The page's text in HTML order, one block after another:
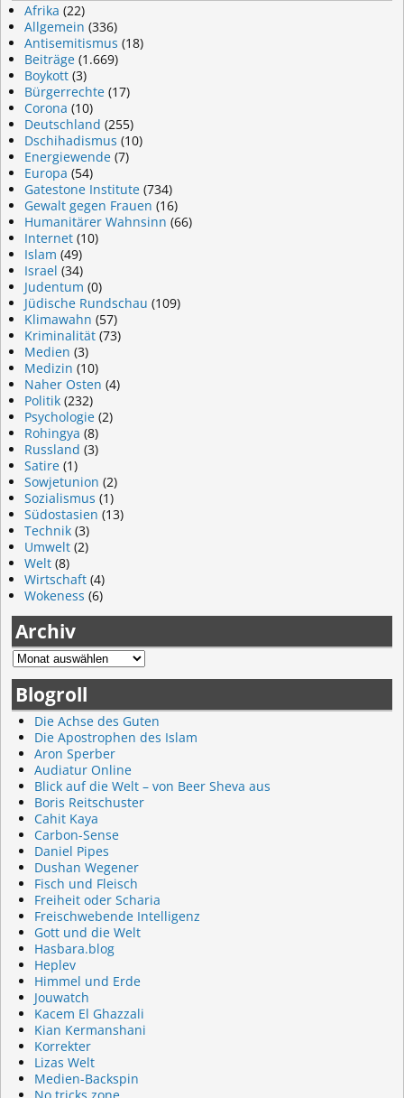
Afrika (22)
Allgemein (336)
Antisemitismus (18)
Beiträge (1.669)
Boykott (3)
Bürgerrechte (17)
Corona (10)
Deutschland (255)
Dschihadismus (10)
Energiewende (7)
Europa (54)
Gatestone Institute (734)
Gewalt gegen Frauen (16)
Humanitärer Wahnsinn (66)
Internet (10)
Islam (49)
Israel (34)
Judentum (0)
Jüdische Rundschau (109)
Klimawahn (57)
Kriminalität (73)
Medien (3)
Medizin (10)
Naher Osten (4)
Politik (232)
Psychologie (2)
Rohingya (8)
Russland (3)
Satire (1)
Sowjetunion (2)
Sozialismus (1)
Südostasien (13)
Technik (3)
Umwelt (2)
Welt (8)
Wirtschaft (4)
Wokeness (6)
Archiv
Blogroll
Die Achse des Guten
Die Apostrophen des Islam
Aron Sperber
Audiatur Online
Blick auf die Welt – von Beer Sheva aus
Boris Reitschuster
Cahit Kaya
Carbon-Sense
Daniel Pipes
Dushan Wegener
Fisch und Fleisch
Freiheit oder Scharia
Freischwebende Intelligenz
Gott und die Welt
Hasbara.blog
Heplev
Himmel und Erde
Jouwatch
Kacem El Ghazzali
Kian Kermanshani
Korrekter
Lizas Welt
Medien-Backspin